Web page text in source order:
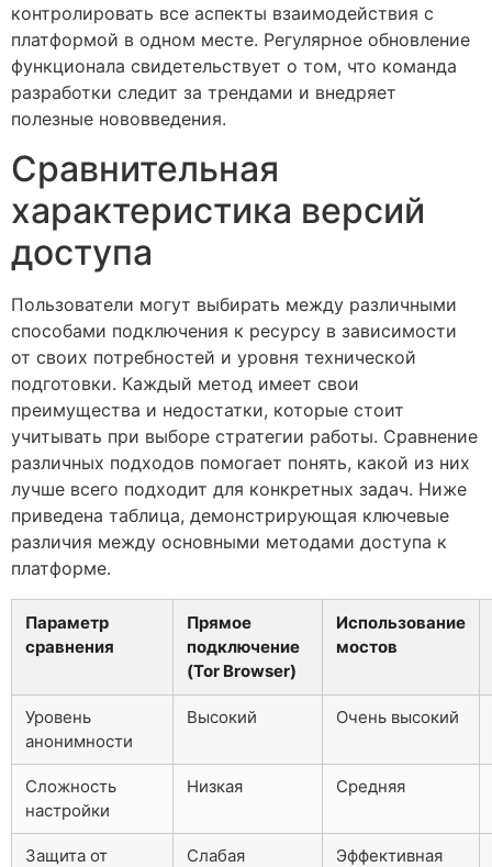
контролировать все аспекты взаимодействия с
платформой в одном месте. Регулярное обновление
функционала свидетельствует о том, что команда
разработки следит за трендами и внедряет
полезные нововведения.
Сравнительная
характеристика версий
доступа
Пользователи могут выбирать между различными
способами подключения к ресурсу в зависимости
от своих потребностей и уровня технической
подготовки. Каждый метод имеет свои
преимущества и недостатки, которые стоит
учитывать при выборе стратегии работы. Сравнение
различных подходов помогает понять, какой из них
лучше всего подходит для конкретных задач. Ниже
приведена таблица, демонстрирующая ключевые
различия между основными методами доступа к
платформе.
Параметр
сравнения
Прямое
подключение
(Tor Browser)
Использование
мостов
Уровень
анонимности
Высокий Очень высокий
Сложность
настройки
Низкая Средняя
Защита от
Слабая Эффективная